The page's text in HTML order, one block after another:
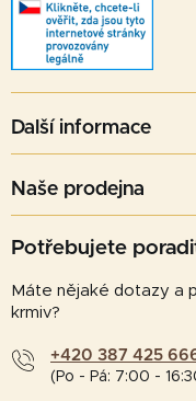
Další informace
Naše prodejna
Potřebujete
Máte nějaké dotazy a
krmiv?
+420 387 425
(Po - Pá: 7:00 -